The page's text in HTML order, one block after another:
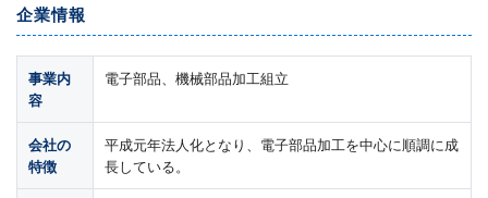
企業情報
事業内
容
電子部品、機械部品加工組立
会社の
特徴
平成元年法人化となり、電子部品加工を中心に順調に成
長している。